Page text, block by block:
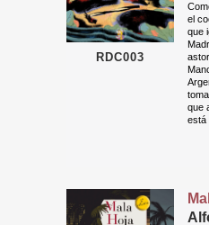
RDC003
el
que
que
está